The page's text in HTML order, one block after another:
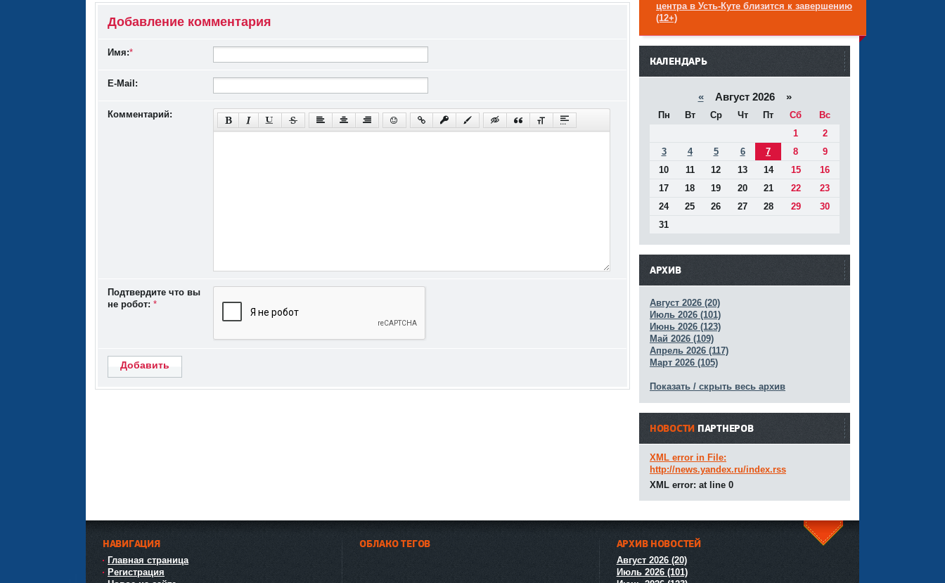
Добавление комментария
Имя:*
E-Mail:
Комментарий:
Подтвердите что вы
не робот: *
Добавить
центра в Усть-Куте близится к завершению
(12+)
------
КАЛЕНДАРЬ
«Август 2026 »
Пн Вт Ср Чт Пт Сб
Вс
1
2
3
4 5 6 7 8
9
10
11 12 13 14 15
16
17
18 19 20 21 22
23
24
25 26 27 28 29
30
31
АРХИВ
Август 2026 (20)
Июль 2026 (101)
Июнь 2026 (123)
Май 2026 (109)
Апрель 2026 (117)
Март 2026 (105)
Показать / скрыть весь архив
НОВОСТИ ПАРТНЕРОВ
XML error in File:
http://news.yandex.ru/index.rss
XML error: at line 0
НАВИГАЦИЯ
Главная страница
Регистрация
ОБЛАКО ТЕГОВ АРХИВ НОВОСТЕЙ
Август 2026 (20)
Июль 2026 (101)